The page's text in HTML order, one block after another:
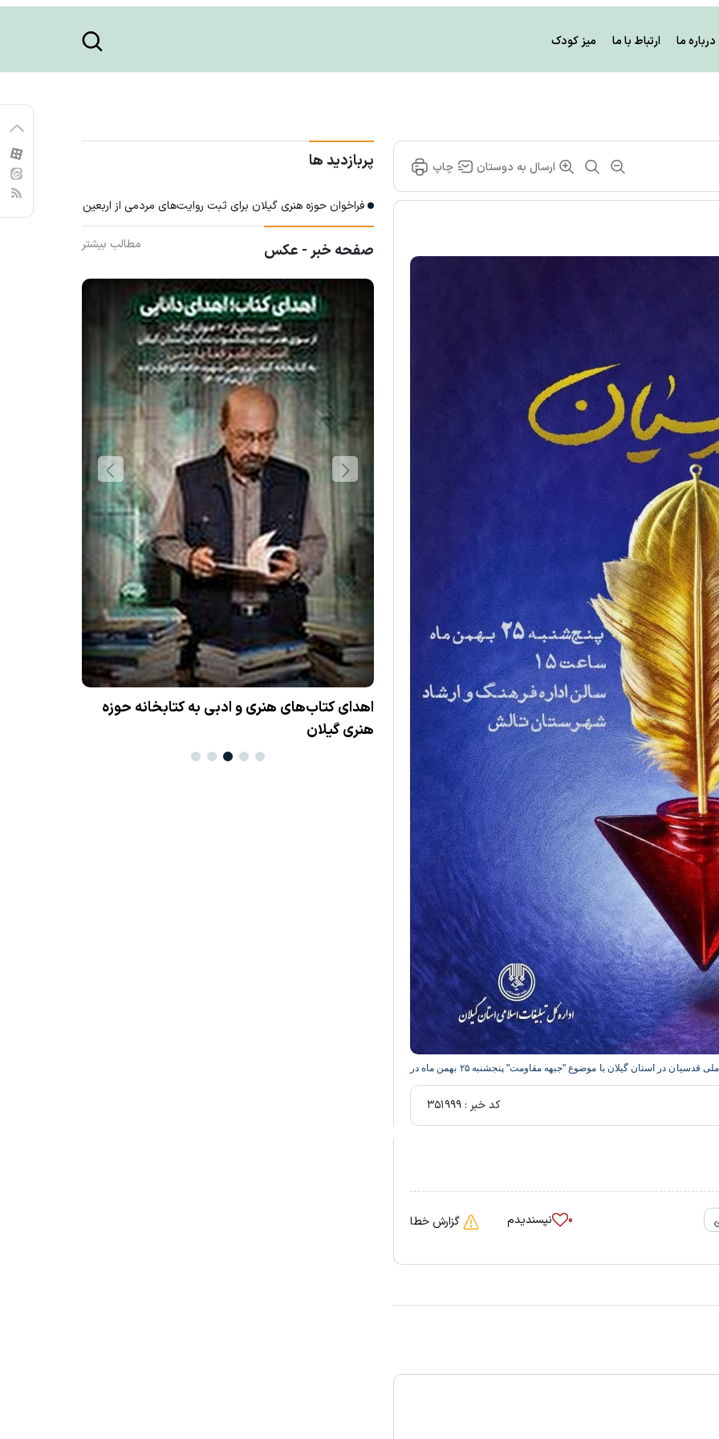
درباره ما ارتباط با ما میز کودک
ارسال به دوستان چاپ
شب شعر قدسیان ویژه اهل سنت از مجموعه برنامه های جشنواره ملی قدسیان در استان گیلان با موضوع "جبهه مقاومت" پنجشنبه ۲۵ بهمن ماه در
کد خبر :
۰ نپسندیدم گزارش خطا
پربازدید ها
فراخوان حوزه هنری گیلان برای ثبت روایت‌های مردمی از اربعین
صفحه خبر - عکس مطالب بیشتر
اهدای کتاب‌های هنری و ادبی به کتابخانه حوزه
هنری گیلان
نامزدی کتاب «سلفی با میرزا» در جایزه قلم زرین